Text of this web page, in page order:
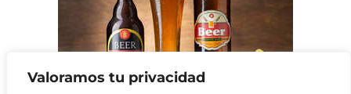
Valoramos tu privacidad